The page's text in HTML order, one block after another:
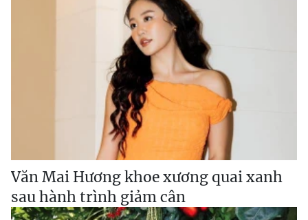
Văn Mai Hương khoe xương quai xanh
sau hành trình giảm cân